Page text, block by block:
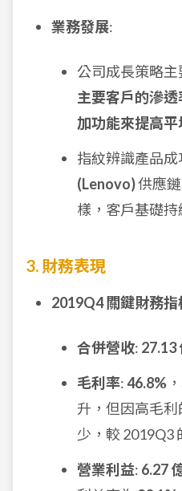
業務發展:
公司成長策略主
主要客戶的滲透
加功能來提高平
指紋辨識產品成
(Lenovo)供應
樣，客戶基礎持
3. 財務表現
2019Q4 關鍵財務指
合併營收: 27.13
毛利率:46.8%
升，但因高毛
少，較 2019Q3
營業利益: 6.27